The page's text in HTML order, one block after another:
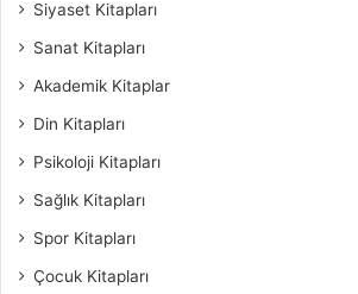
Siyaset Kitapları
Sanat Kitapları
Akademik Kitaplar
Din Kitapları
Psikoloji Kitapları
Sağlık Kitapları
Spor Kitapları
Çocuk Kitapları